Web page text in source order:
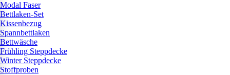
Modal Faser
Bettlaken-Set
Kissenbezug
Spannbettlaken
Bettwäsche
Frühling Steppdecke
Winter Steppdecke
Stoffproben